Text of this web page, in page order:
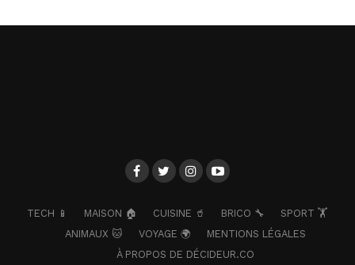
TECH 📱 MAISON 🏠 CUISINE 🥤 BRICO 🔧
SPORT 🏋️
ANIMAUX 🐱
VOYAGE 🌍
MENTIONS LÉGALES
À PROPOS DE DÉCIDEUR.CO